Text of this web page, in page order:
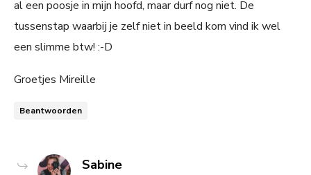
al een poosje in mijn hoofd, maar durf nog niet. De
tussenstap waarbij je zelf niet in beeld kom vind ik wel
een slimme btw! :-D
Groetjes Mireille
Beantwoorden
Sabinesays: